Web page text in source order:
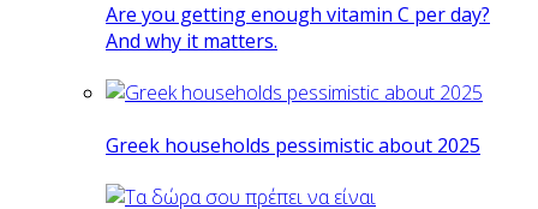
Are you getting enough vitamin C per day?
And why it matters.
Greek households pessimistic about 2025